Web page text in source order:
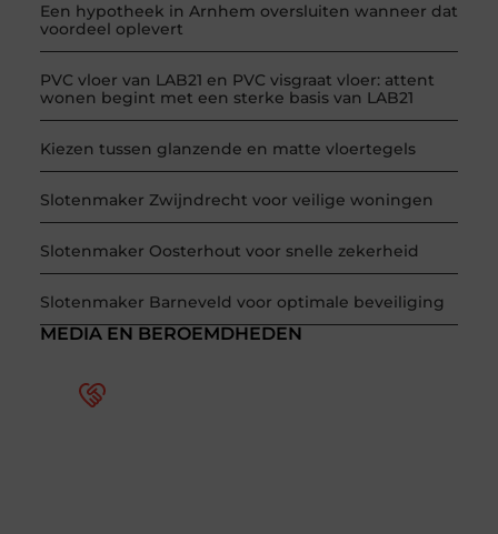
Een hypotheek in Arnhem oversluiten wanneer dat
voordeel oplevert
PVC vloer van LAB21 en PVC visgraat vloer: attent
wonen begint met een sterke basis van LAB21
Kiezen tussen glanzende en matte vloertegels
Slotenmaker Zwijndrecht voor veilige woningen
Slotenmaker Oosterhout voor snelle zekerheid
Slotenmaker Barneveld voor optimale beveiliging
MEDIA EN BEROEMDHEDEN